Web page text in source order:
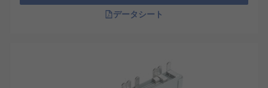
データシート